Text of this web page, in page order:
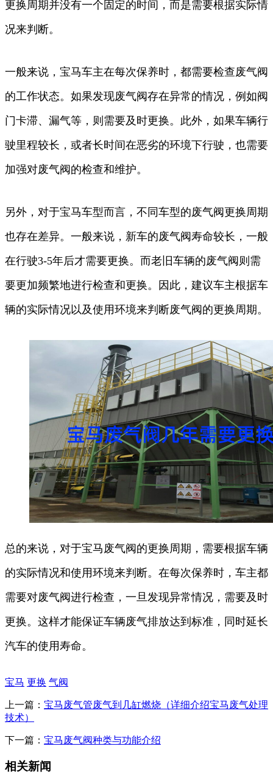
更换周期并没有一个固定的时间，而是需要根据实际情
况来判断。
一般来说，宝马车主在每次保养时，都需要检查废气阀
的工作状态。如果发现废气阀存在异常的情况，例如阀
门卡滞、漏气等，则需要及时更换。此外，如果车辆行
驶里程较长，或者长时间在恶劣的环境下行驶，也需要
加强对废气阀的检查和维护。
另外，对于宝马车型而言，不同车型的废气阀更换周期
也存在差异。一般来说，新车的废气阀寿命较长，一般
在行驶3-5年后才需要更换。而老旧车辆的废气阀则需
要更加频繁地进行检查和更换。因此，建议车主根据车
辆的实际情况以及使用环境来判断废气阀的更换周期。
总的来说，对于宝马废气阀的更换周期，需要根据车辆
的实际情况和使用环境来判断。在每次保养时，车主都
需要对废气阀进行检查，一旦发现异常情况，需要及时
更换。这样才能保证车辆废气排放达到标准，同时延长
汽车的使用寿命。
宝马 更换 气阀
上一篇： 宝马废气管废气到几缸燃烧（详细介绍宝马废气处理
技术）
下一篇： 宝马废气阀种类与功能介绍
相关新闻